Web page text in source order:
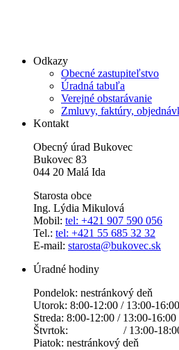
Odkazy
Obecné zastupiteľstvo
Úradná tabuľa
Verejné obstarávanie
Zmluvy, faktúry,
Kontakt
Obecný úrad Bukovec
Bukovec 83
044 20 Malá Ida
Starosta obce
Ing. Lýdia Mikulová
Mobil: tel: +421 907 590 056
Tel.: tel: +421 55 685 32 32
E-mail: starosta@bukovec.sk
Úradné hodiny
Pondelok: nestránkový deň
Utorok: 8:00-12:00 / 13:00-16:00
Streda: 8:00-12:00 / 13:00-16:00
Štvrtok: / 13:00-
Piatok: nestránkový deň